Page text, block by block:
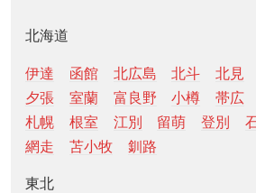
北海道
伊達 函館 北広島 北斗 北見
夕張
室蘭 富良野 小樽 帯広
札幌
根室 江別 留萌 登別
網走
苫小牧 釧路
東北